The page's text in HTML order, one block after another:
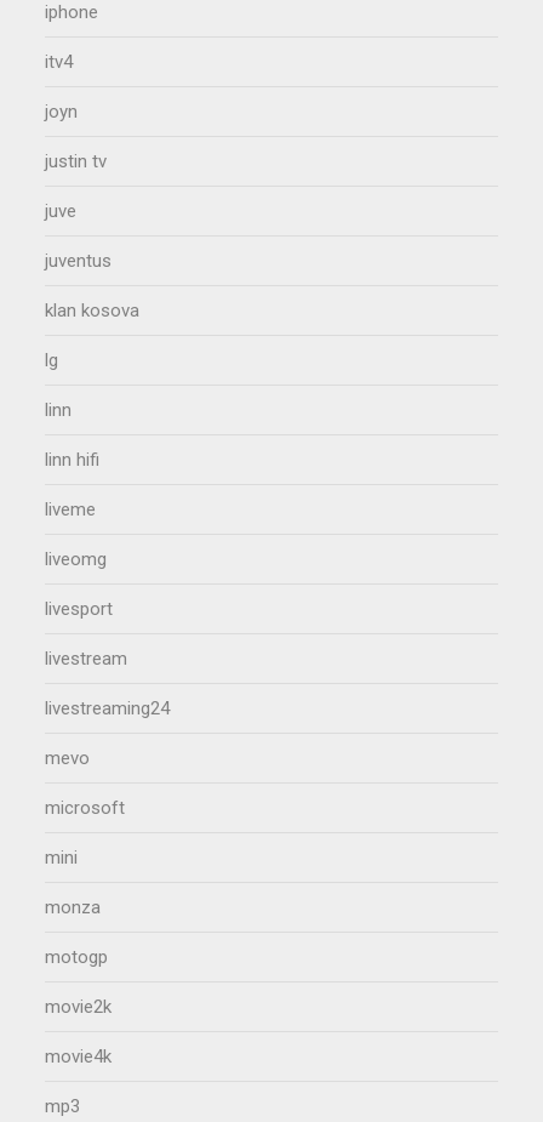
iphone
itv4
joyn
justin tv
juve
juventus
klan kosova
lg
linn
linn hifi
liveme
liveomg
livesport
livestream
livestreaming24
mevo
microsoft
mini
monza
motogp
movie2k
movie4k
mp3